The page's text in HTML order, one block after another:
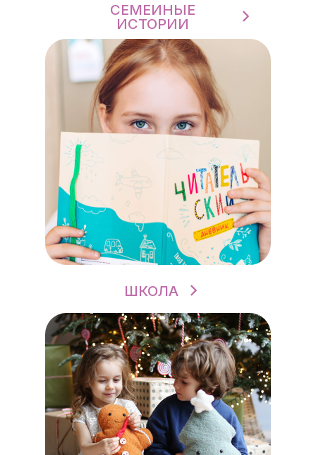
СЕМЕЙНЫЕ
ИСТОРИИ
ШКОЛА